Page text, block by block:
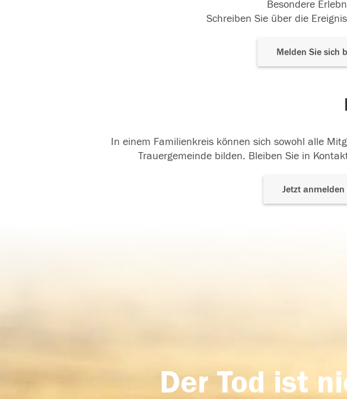
Besondere
Schreiben Sie über die
Melden Sie sich
In einem Familienkreis können sich sowohl alle
Trauergemeinde bilden. Bleiben Sie in
Jetzt anmelden
Der Tod ist